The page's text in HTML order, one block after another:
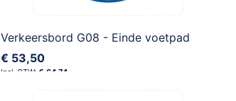
Verkeersbord G08 - Einde voetpad
€ 53,50
€ 64,74